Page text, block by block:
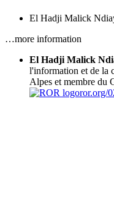
El Hadji Malick
…more information
El Hadji Malick
l'information et de la
Alpes et membre du
ror.org/